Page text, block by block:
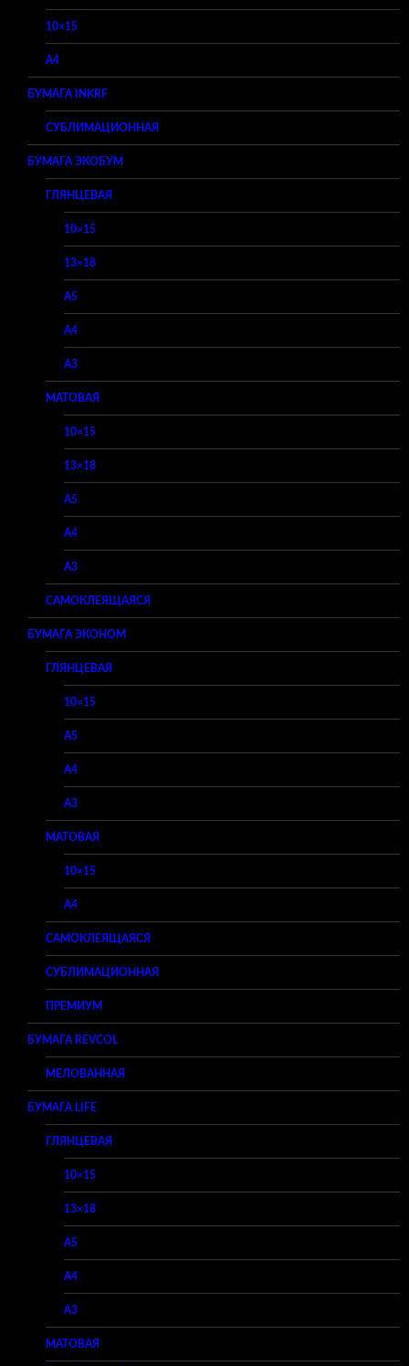
10×15
A4
БУМАГА INKRF
СУБЛИМАЦИОННАЯ
БУМАГА ЭКОБУМ
ГЛЯНЦЕВАЯ
10×15
13×18
A5
A4
A3
МАТОВАЯ
10×15
13×18
A5
A4
A3
САМОКЛЕЯЩАЯСЯ
БУМАГА ЭКОНОМ
ГЛЯНЦЕВАЯ
10×15
A5
A4
A3
МАТОВАЯ
10×15
A4
САМОКЛЕЯЩАЯСЯ
СУБЛИМАЦИОННАЯ
ПРЕМИУМ
БУМАГА REVCOL
МЕЛОВАННАЯ
БУМАГА LIFE
ГЛЯНЦЕВАЯ
10×15
13×18
A5
A4
A3
МАТОВАЯ